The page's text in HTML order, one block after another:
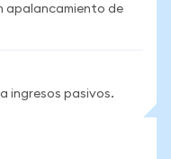
apalancamiento de
ingresos pasivos.